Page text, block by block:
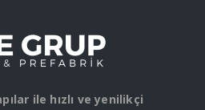
ile hızlı ve yenilikçi